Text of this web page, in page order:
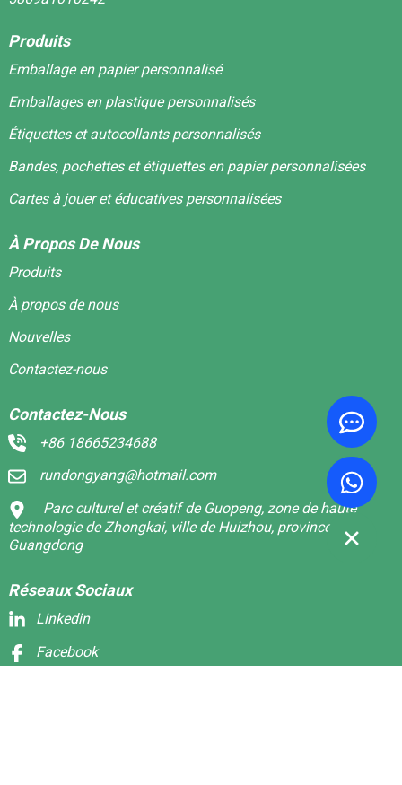
Produits
Emballage en papier personnalisé
Emballages en plastique personnalisés
Étiquettes et autocollants personnalisés
Bandes, pochettes et étiquettes en papier personnalisées
Cartes à jouer et éducatives personnalisées
À Propos De Nous
Produits
À propos de nous
Nouvelles
Contactez-nous
Contactez-Nous
+86 18665234688
rundongyang@hotmail.com
Parc culturel et créatif de Guopeng, zone de haute
technologie de Zhongkai, ville de Huizhou, province du
Guangdong
Réseaux Sociaux
Linkedin
Facebook